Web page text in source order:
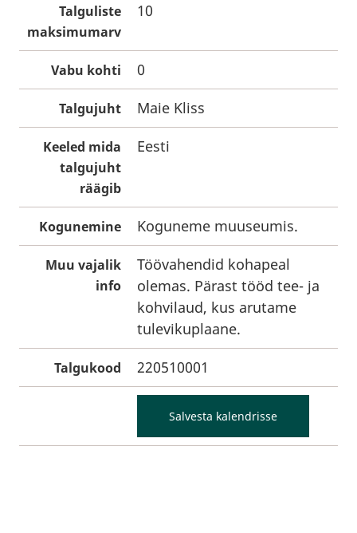
Talguliste
maksimumarv
10
Vabu kohti 0
Talgujuht Maie Kliss
Keeled mida
talgujuht
räägib
Eesti
Kogunemine Koguneme muuseumis.
Muu vajalik
info
Töövahendid kohapeal
olemas. Pärast tööd tee- ja
kohvilaud, kus arutame
tulevikuplaane.
Talgukood 220510001
Salvesta kalendrisse